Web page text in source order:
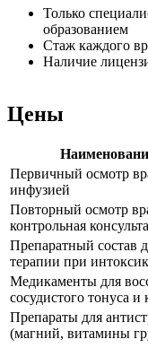
Только
образованием
Стаж каждого
Наличие
Цены
Первичный осмотр
инфузией
Повторный осмотр
контрольная
Препаратный состав
терапии при
Медикаменты для
сосудистого тонуса
Препараты для
(магний, витамины